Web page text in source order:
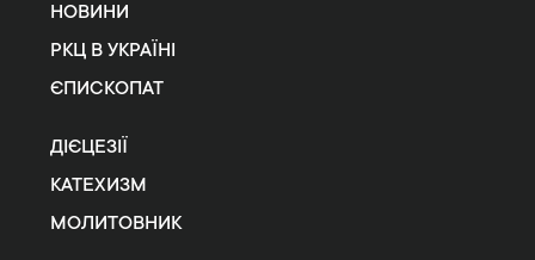
НОВИНИ
РКЦ В УКРАЇНІ
ЄПИСКОПАТ
ДІЄЦЕЗІЇ
КАТЕХИЗМ
МОЛИТОВНИК